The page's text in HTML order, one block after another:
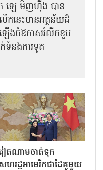
ក ឡេ មិញហ៊ឹង បាន
កនេះមានអត្ថន័យដ៏
ើងចំឱកាសរំលឹកខួប
ទំនងការទូត
ៀតណាមចាត់ទុក
សហរដ្ឋអាមេរិកជាដៃគូមួយ